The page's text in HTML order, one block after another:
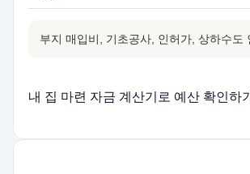
부지 매입비, 기초공사, 인허가, 상하수
내 집 마련 자금 계산기로 예산 확인하